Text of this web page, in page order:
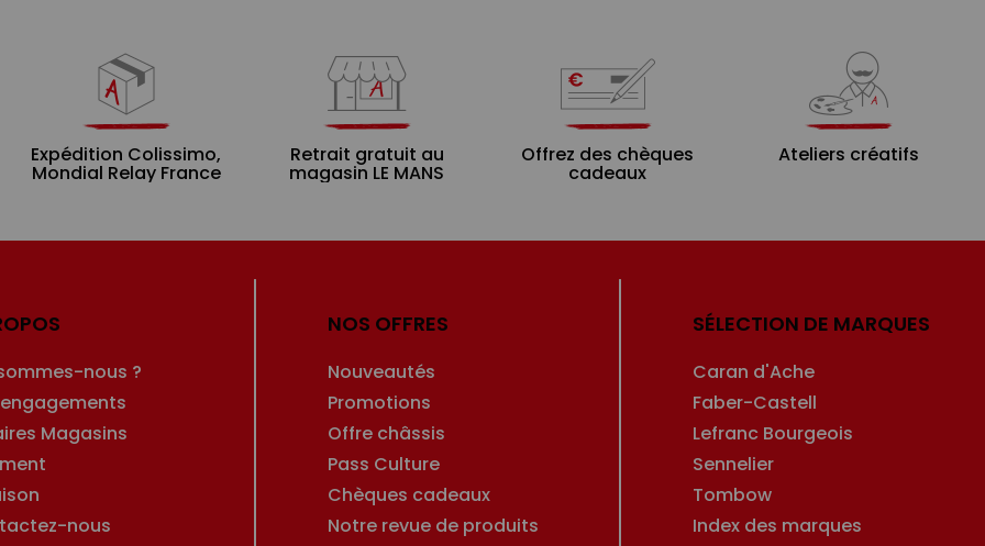
Expédition Colissimo,
Mondial Relay France
Retrait gratuit au
magasin LE MANS
Offrez des chèques
cadeaux
Ateliers créatifs
nous ?
Magasins
nous
NOS OFFRES
Nouveautés
Promotions
Offre châssis
Pass Culture
Chèques cadeaux
Notre revue de produits
SÉLECTION DE MARQUES
Caran d'Ache
Faber-Castell
Lefranc Bourgeois
Sennelier
Tombow
Index des marques